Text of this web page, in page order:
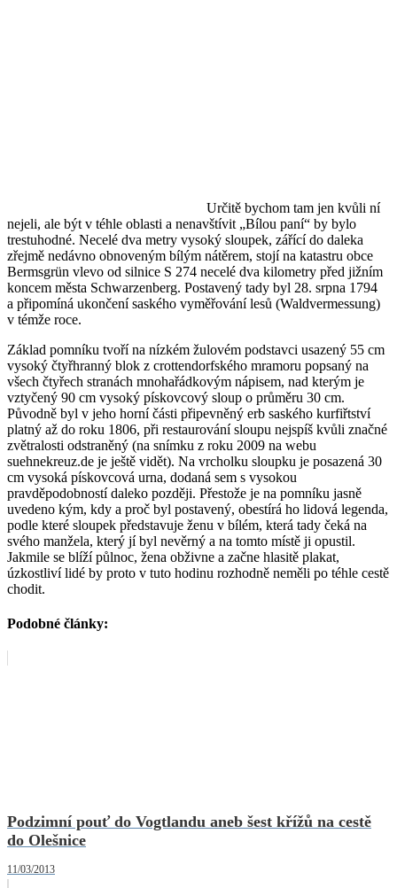
Určitě bychom tam jen kvůli ní
nejeli, ale být v téhle oblasti a nenavštívit „Bílou paní“ by bylo
trestuhodné. Necelé dva metry vysoký sloupek, zářící do daleka
zřejmě nedávno obnoveným bílým nátěrem, stojí na katastru obce
Bermsgrün vlevo od silnice S 274 necelé dva kilometry před jižním
koncem města Schwarzenberg. Postavený tady byl 28. srpna 1794
a připomíná ukončení saského vyměřování lesů (Waldvermessung)
v témže roce.
Základ pomníku tvoří na nízkém žulovém podstavci usazený 55 cm
vysoký čtyřhranný blok z crottendorfského mramoru popsaný na
všech čtyřech stranách mnohařádkovým nápisem, nad kterým je
vztyčený 90 cm vysoký pískovcový sloup o průměru 30 cm.
Původně byl v jeho horní části připevněný erb saského kurfiřtství
platný až do roku 1806, při restaurování sloupu nejspíš kvůli značné
zvětralosti odstraněný (na snímku z roku 2009 na webu
suehnekreuz.de je ještě vidět). Na vrcholku sloupku je posazená 30
cm vysoká pískovcová urna, dodaná sem s vysokou
pravděpodobností daleko později. Přestože je na pomníku jasně
uvedeno kým, kdy a proč byl postavený, obestírá ho lidová legenda,
podle které sloupek představuje ženu v bílém, která tady čeká na
svého manžela, který jí byl nevěrný a na tomto místě ji opustil.
Jakmile se blíží půlnoc, žena obživne a začne hlasitě plakat,
úzkostliví lidé by proto v tuto hodinu rozhodně neměli po téhle cestě
chodit.
Podobné články:
Podzimní pouť do Vogtlandu aneb šest křížů na cestě
do Olešnice
11/03/2013